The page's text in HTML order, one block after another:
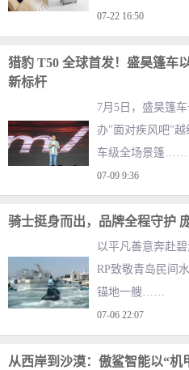
07-22 16:50
猎豹 T50 全球首发！盛昊篷车
新标杆
7月5日，盛昊篷
办"面对疾风吧"
车级全场景篷……
07-09 9:36
骑士挺身而出，品牌全程守护
以平凡善意奔赴
RP致敬青岛民间
锚地一艘……
07-06 22:07
从西岸到沙漠：傲鲨智能以“机